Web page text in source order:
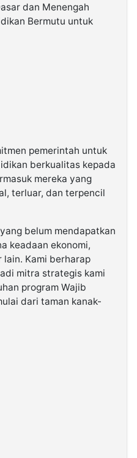
dan Menengah
Bermutu untuk
pemerintah untuk
berkualitas kepada
mereka yang
terluar, dan terpencil
belum mendapatkan
keadaan ekonomi,
Kami berharap
mitra strategis kami
program Wajib
dari taman kanak-